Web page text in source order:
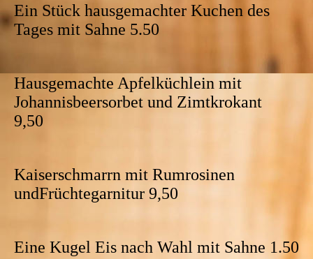
Ein Stück hausgemachter Kuchen des
Tages mit Sahne 5.50
Hausgemachte Apfelküchlein mit
Johannisbeersorbet und Zimtkrokant
9,50
Kaiserschmarrn mit Rumrosinen
undFrüchtegarnitur 9,50
Eine Kugel Eis nach Wahl mit Sahne 1.50